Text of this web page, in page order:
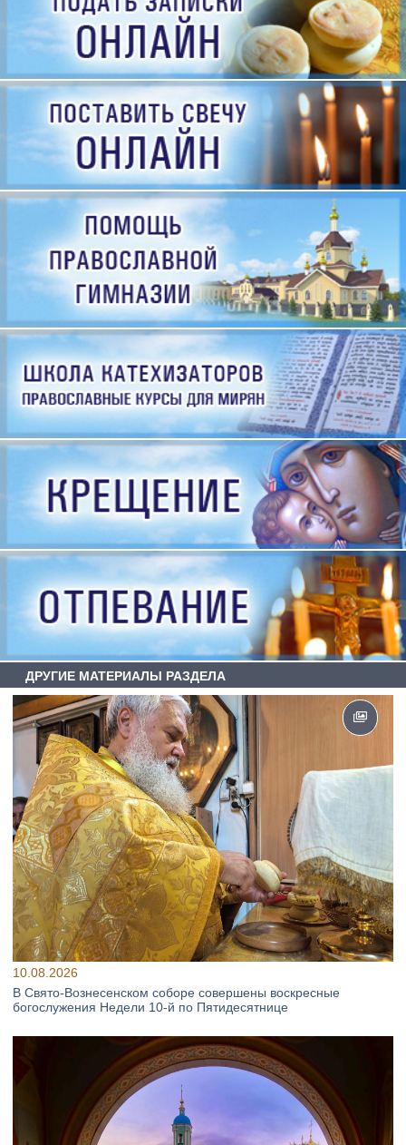
ДРУГИЕ МАТЕРИАЛЫ РАЗДЕЛА
10.08.2026
В Свято‑Вознесенском соборе совершены воскресные
богослужения Недели 10‑й по Пятидесятнице